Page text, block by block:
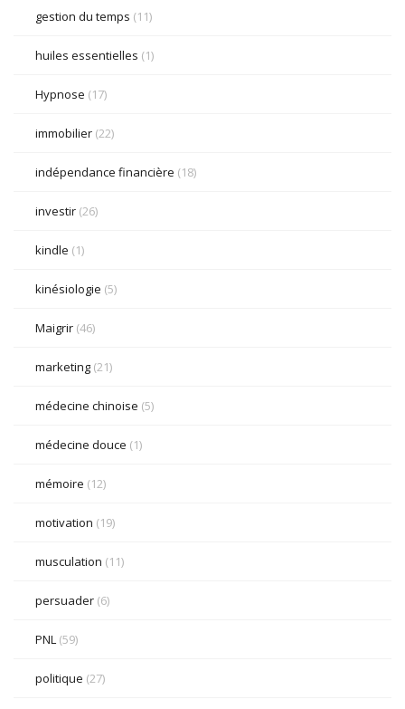
gestion du temps (11)
huiles essentielles (1)
Hypnose (17)
immobilier (22)
indépendance financière (18)
investir (26)
kindle (1)
kinésiologie (5)
Maigrir (46)
marketing (21)
médecine chinoise (5)
médecine douce (1)
mémoire (12)
motivation (19)
musculation (11)
persuader (6)
PNL (59)
politique (27)